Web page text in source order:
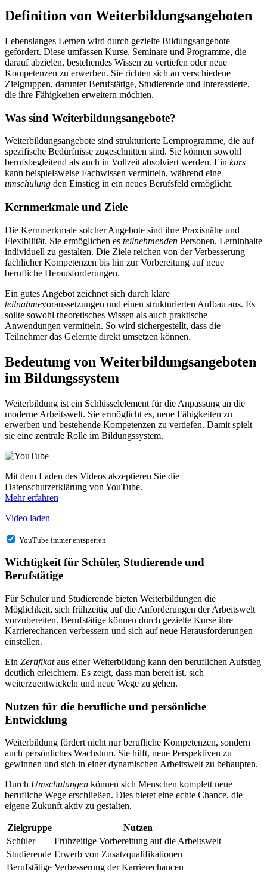
Definition von Weiterbildungsangeboten
Lebenslanges Lernen wird durch gezielte Bildungsangebote
gefördert. Diese umfassen Kurse, Seminare und Programme, die
darauf abzielen, bestehendes Wissen zu vertiefen oder neue
Kompetenzen zu erwerben. Sie richten sich an verschiedene
Zielgruppen, darunter Berufstätige, Studierende und Interessierte,
die ihre Fähigkeiten erweitern möchten.
Was sind Weiterbildungsangebote?
Weiterbildungsangebote sind strukturierte Lernprogramme, die auf
spezifische Bedürfnisse zugeschnitten sind. Sie können sowohl
berufsbegleitend als auch in Vollzeit absolviert werden. Ein kurs
kann beispielsweise Fachwissen vermitteln, während eine
umschulung den Einstieg in ein neues Berufsfeld ermöglicht.
Kernmerkmale und Ziele
Die Kernmerkmale solcher Angebote sind ihre Praxisnähe und
Flexibilität. Sie ermöglichen es teilnehmenden Personen, Lerninhalte
individuell zu gestalten. Die Ziele reichen von der Verbesserung
fachlicher Kompetenzen bis hin zur Vorbereitung auf neue
berufliche Herausforderungen.
Ein gutes Angebot zeichnet sich durch klare
teilnahmevoraussetzungen und einen strukturierten Aufbau aus. Es
sollte sowohl theoretisches Wissen als auch praktische
Anwendungen vermitteln. So wird sichergestellt, dass die
Teilnehmer das Gelernte direkt umsetzen können.
Bedeutung von Weiterbildungsangeboten
im Bildungssystem
Weiterbildung ist ein Schlüsselelement für die Anpassung an die
moderne Arbeitswelt. Sie ermöglicht es, neue Fähigkeiten zu
erwerben und bestehende Kompetenzen zu vertiefen. Damit spielt
sie eine zentrale Rolle im Bildungssystem.
Mit dem Laden des Videos akzeptieren Sie die
Datenschutzerklärung von YouTube.
Mehr erfahren
Video laden
YouTube immer entsperren
Wichtigkeit für Schüler, Studierende und
Berufstätige
Für Schüler und Studierende bieten Weiterbildungen die
Möglichkeit, sich frühzeitig auf die Anforderungen der Arbeitswelt
vorzubereiten. Berufstätige können durch gezielte Kurse ihre
Karrierechancen verbessern und sich auf neue Herausforderungen
einstellen.
Ein Zertifikataus einer Weiterbildung kann den beruflichen Aufstieg
deutlich erleichtern. Es zeigt, dass man bereit ist, sich
weiterzuentwickeln und neue Wege zu gehen.
Nutzen für die berufliche und persönliche
Entwicklung
Weiterbildung fördert nicht nur berufliche Kompetenzen, sondern
auch persönliches Wachstum. Sie hilft, neue Perspektiven zu
gewinnen und sich in einer dynamischen Arbeitswelt zu behaupten.
Durch Umschulungen können sich Menschen komplett neue
berufliche Wege erschließen. Dies bietet eine echte Chance, die
eigene Zukunft aktiv zu gestalten.
Zielgruppe
Nutzen
Schüler
Frühzeitige Vorbereitung auf die Arbeitswelt
Studierende Erwerb von Zusatzqualifikationen
Berufstätige Verbesserung der Karrierechancen